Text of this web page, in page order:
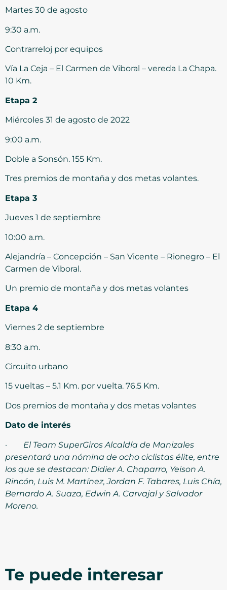
Martes 30 de agosto
9:30 a.m.
Contrarreloj por equipos
Vía La Ceja – El Carmen de Viboral – vereda La Chapa.
10 Km.
Etapa 2
Miércoles 31 de agosto de 2022
9:00 a.m.
Doble a Sonsón. 155 Km.
Tres premios de montaña y dos metas volantes.
Etapa 3
Jueves 1 de septiembre
10:00 a.m.
Alejandría – Concepción – San Vicente – Rionegro – El
Carmen de Viboral.
Un premio de montaña y dos metas volantes
Etapa 4
Viernes 2 de septiembre
8:30 a.m.
Circuito urbano
15 vueltas – 5.1 Km. por vuelta. 76.5 Km.
Dos premios de montaña y dos metas volantes
Dato de interés
· El Team SuperGiros Alcaldía de Manizales
presentará una nómina de ocho ciclistas élite, entre
los que se destacan: Didier A. Chaparro, Yeison A.
Rincón, Luis M. Martínez, Jordan F. Tabares, Luis Chía,
Bernardo A. Suaza, Edwin A. Carvajal y Salvador
Moreno.
Te puede interesar